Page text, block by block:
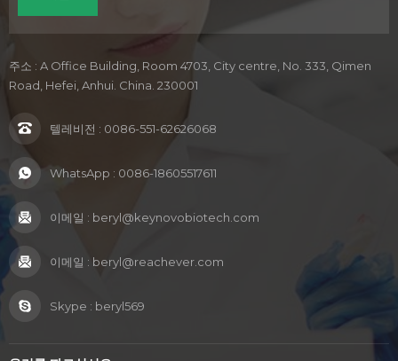
주소 : A Office Building, Room 4703, City centre, No. 333, Qimen
Road, Hefei, Anhui. China. 230001
텔레비전 : 0086-551-62626068
WhatsApp : 0086-18605517611
이메일 : beryl@keynovobiotech.com
이메일 : beryl@reachever.com
Skype : beryl569